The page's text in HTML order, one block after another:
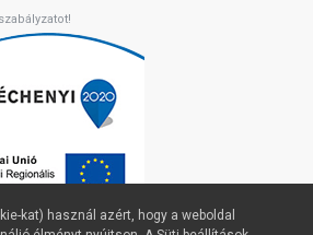
szabályzatot!
kat) használ azért, hogy a weboldal